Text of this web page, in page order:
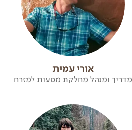
אורי עמית
מדריך ומנהל מחלקת מסעות למזרח